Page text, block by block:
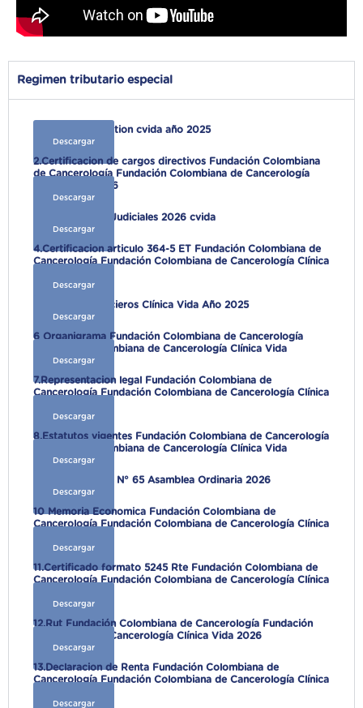
Regimen tributario especial
1.Informe de Gestion cvida año 2025
Descargar
2.Certificacion de cargos directivos Fundación Colombiana
de Cancerología Fundación Colombiana de Cancerología
Clínica Vida 2026
Descargar
3.Antecedentes Judiciales 2026 cvida
Descargar
4.Certificacion articulo 364-5 ET Fundación Colombiana de
Cancerología Fundación Colombiana de Cancerología Clínica
Descargar
5.Estados Financieros Clínica Vida Año 2025
Descargar
6 Organigrama Fundación Colombiana de Cancerología
Fundación Colombiana de Cancerología Clínica Vida
Descargar
7.Representacion legal Fundación Colombiana de
Cancerología Fundación Colombiana de Cancerología Clínica
Descargar
8.Estatutos vigentes Fundación Colombiana de Cancerología
Fundación Colombiana de Cancerología Clínica Vida
Descargar
9 .Extracto Acta N° 65 Asamblea Ordinaria 2026
Descargar
10 Memoria Economica Fundación Colombiana de
Cancerología Fundación Colombiana de Cancerología Clínica
Descargar
11.Certificado formato 5245 Rte Fundación Colombiana de
Cancerología Fundación Colombiana de Cancerología Clínica
Descargar
12.Rut Fundación Colombiana de Cancerología Fundación
Colombiana de Cancerología Clínica Vida 2026
Descargar
13.Declaracion de Renta Fundación Colombiana de
Cancerología Fundación Colombiana de Cancerología Clínica
Descargar